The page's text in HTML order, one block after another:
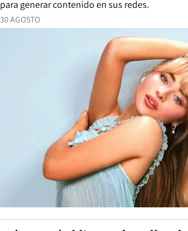
30 AGOSTO
para generar contenido en sus redes.